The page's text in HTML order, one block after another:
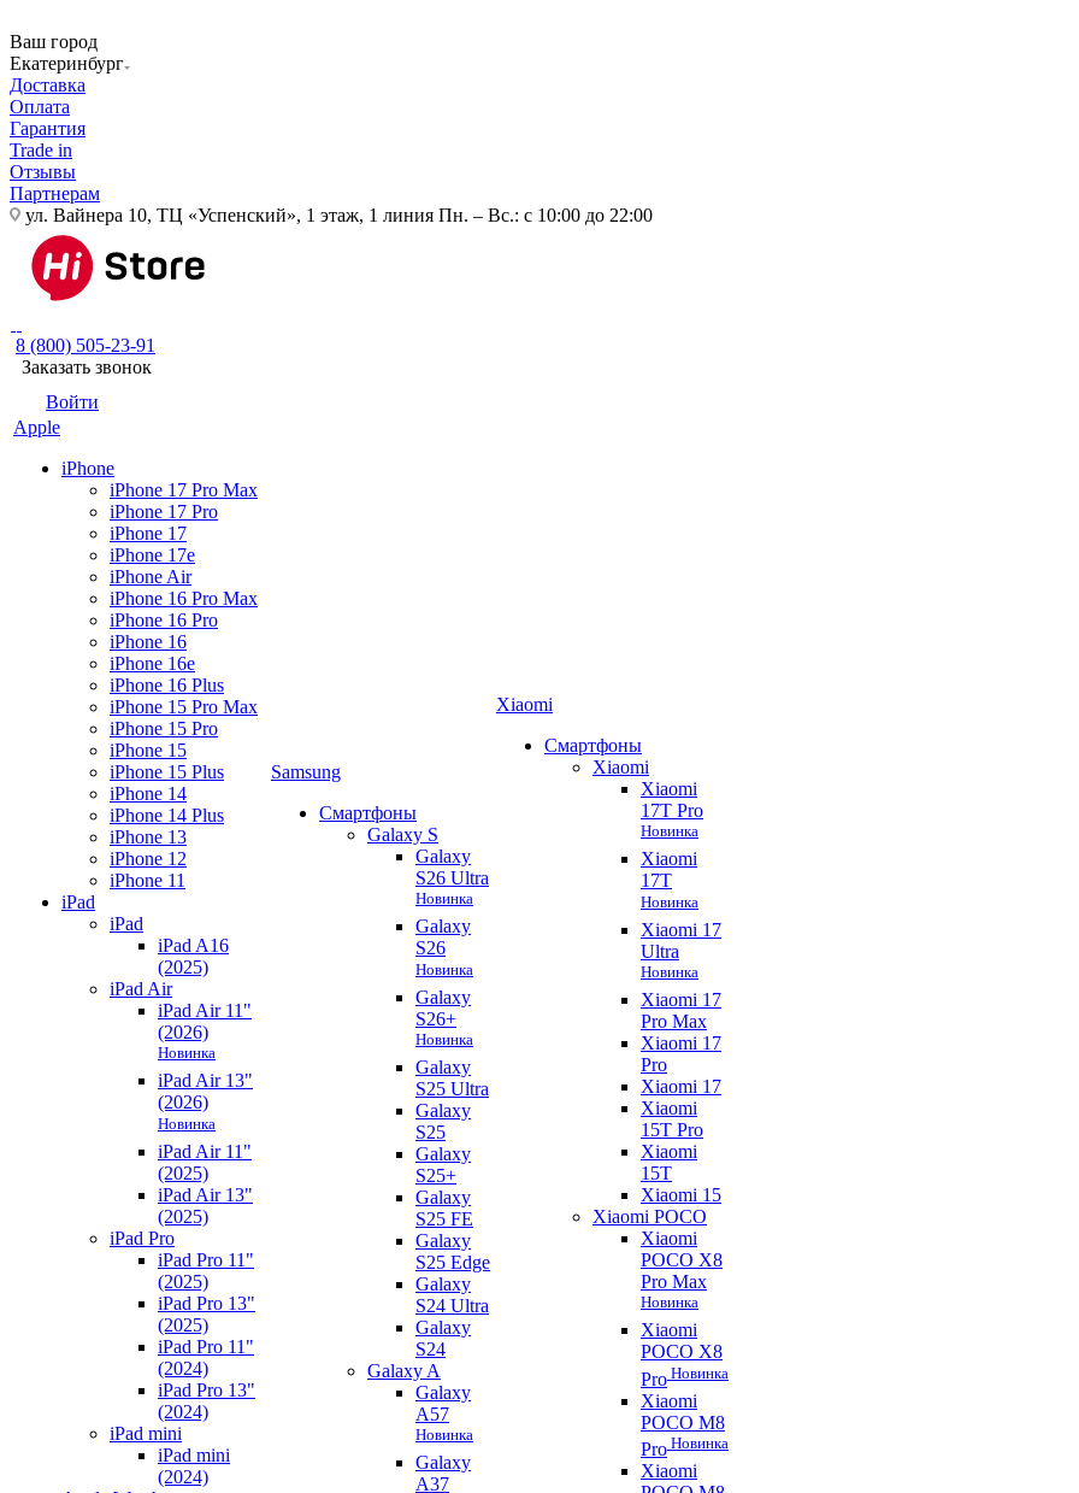
Ваш город
Екатеринбург
Доставка
Оплата
Гарантия
Trade in
Отзывы
Партнерам
ул. Вайнера 10, ТЦ «Успенский», 1 этаж, 1 линия Пн. – Вс.: с 10:00 до 22:00
8 (800) 505-23-91
Заказать звонок
Войти
Apple
iPhone
iPhone 17 Pro Max
iPhone 17 Pro
iPhone 17
iPhone 17e
iPhone Air
iPhone 16 Pro Max
iPhone 16 Pro
iPhone 16
iPhone 16e
iPhone 16 Plus
iPhone 15 Pro Max
iPhone 15 Pro
iPhone 15
iPhone 15 Plus
iPhone 14
iPhone 14 Plus
iPhone 13
iPhone 12
iPhone 11
iPad
iPad
iPad A16
(2025)
iPad Air
iPad Air 11"
(2026)
Новинка
iPad Air 13"
(2026)
Новинка
iPad Air 11"
(2025)
iPad Air 13"
(2025)
iPad Pro
iPad Pro 11"
(2025)
iPad Pro 13"
(2025)
iPad Pro 11"
(2024)
iPad Pro 13"
(2024)
iPad mini
iPad mini
(2024)
Samsung
Смартфоны
Galaxy S
Galaxy
S26 Ultra
Новинка
Galaxy
S26
Новинка
Galaxy
S26+
Новинка
Galaxy
S25 Ultra
Galaxy
S25
Galaxy
S25+
Galaxy
S25 FE
Galaxy
S25 Edge
Galaxy
S24 Ultra
Galaxy
S24
Galaxy A
Galaxy
A57
Новинка
Galaxy
A37
Xiaomi
Смартфоны
Xiaomi
Xiaomi
17T Pro
Новинка
Xiaomi
17T
Новинка
Xiaomi 17
Ultra
Новинка
Xiaomi 17
Pro Max
Xiaomi 17
Pro
Xiaomi 17
Xiaomi
15T Pro
Xiaomi
15T
Xiaomi 15
Xiaomi POCO
Xiaomi
POCO X8
Pro Max
Новинка
Xiaomi
POCO X8
Pro Новинка
Xiaomi
POCO M8
Pro Новинка
Xiaomi